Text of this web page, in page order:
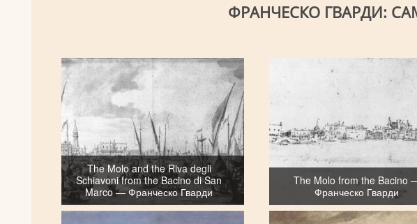
ФРАНЧЕСКО ГВАРДИ:
The Molo and the Riva degli
Schiavoni from the Bacino di San
Marco — Франческо Гварди
The Molo from the Bacino
Франческо Гварди